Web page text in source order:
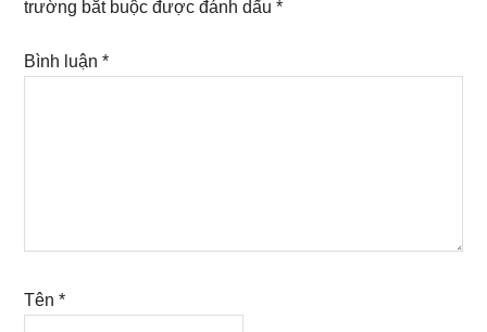
trường bắt buộc được đánh dấu*
Bình luận*
Tên*